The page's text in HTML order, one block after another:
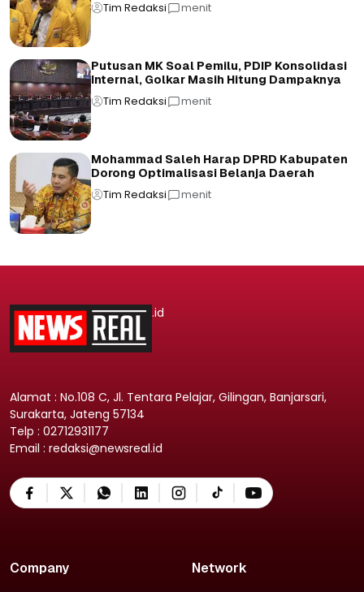
Tim Redaksi menit
Putusan MK Soal Pemilu, PDIP Konsolidasi
Internal, Golkar Masih Hitung Dampaknya
Tim Redaksi menit
Mohammad Saleh Harap DPRD Kabupaten
Dorong Optimalisasi Belanja Daerah
Tim Redaksi menit
.id
Alamat : No.108 C, Jl. Tentara Pelajar, Gilingan, Banjarsari,
Surakarta, Jateng 57134
Telp : 02712931177
Email : redaksi@newsreal.id
Company Network